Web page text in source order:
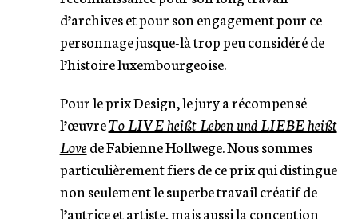
d’archives et pour son engagement pour ce
personnage jusque-là trop peu considéré de
l’histoire luxembourgeoise.
Pour le prix Design, le jury a récompensé
l’œuvreTo LIVE heißt Leben und LIEBE heißt
Lovede Fabienne Hollwege. Nous sommes
particulièrement fiers de ce prix qui distingue
non seulement le superbe travail créatif de
l’autrice et artiste, mais aussi la conception